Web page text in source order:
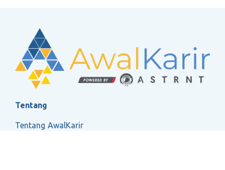
Tentang
Tentang AwalKarir